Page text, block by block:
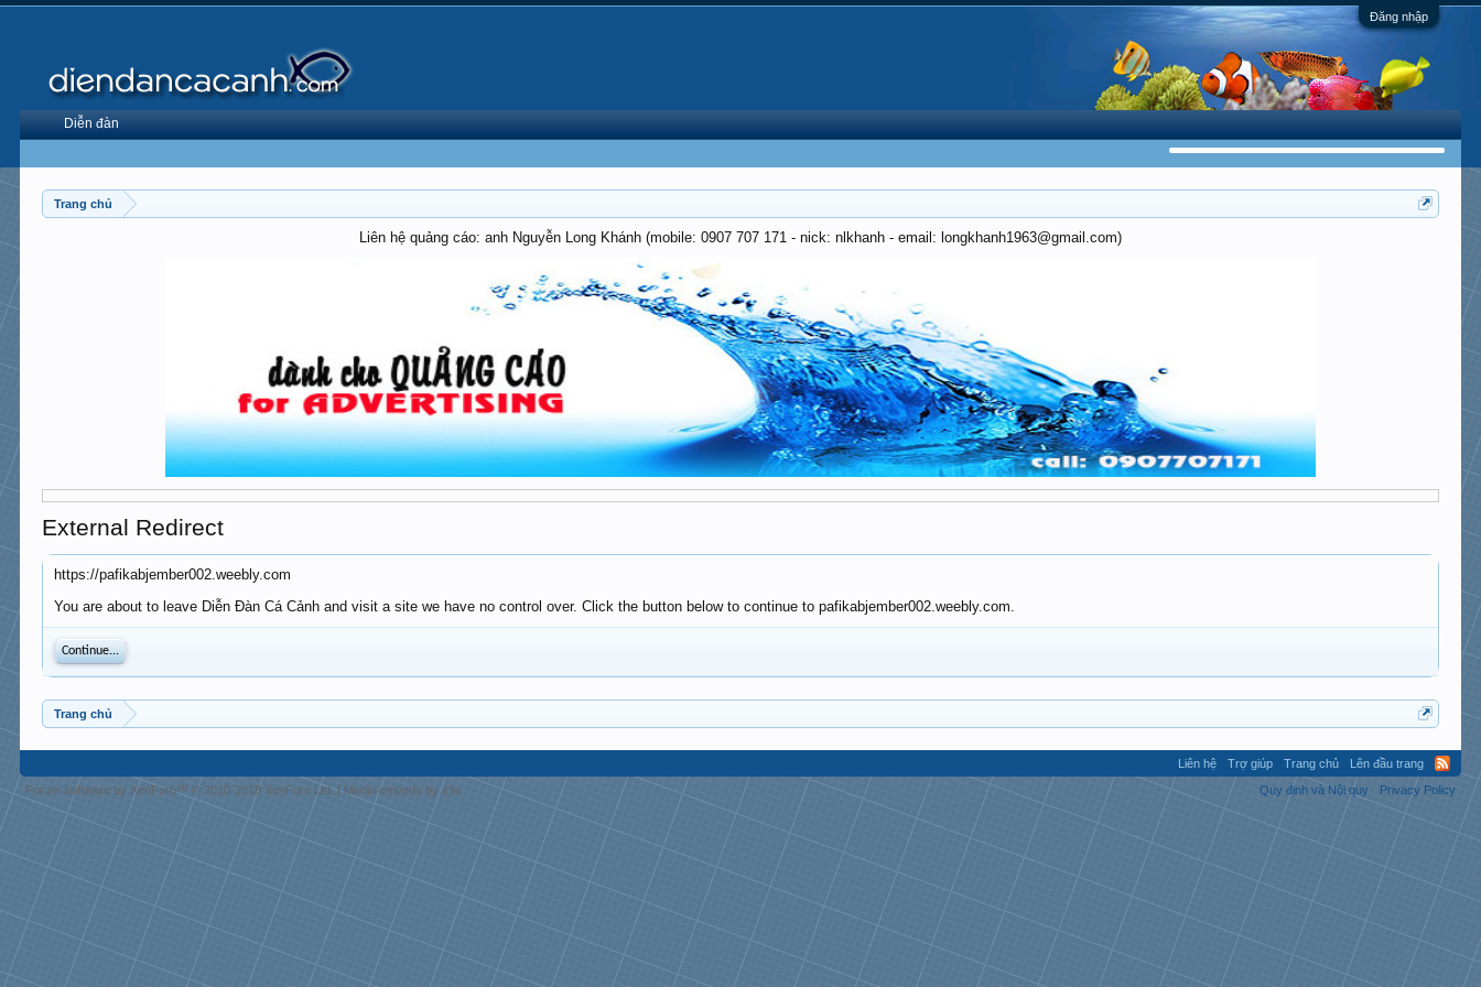
Đăng nhập
Trang chủ
Liên hệ quảng cáo: anh Nguyễn Long Khánh (mobile: 0907 707 171 - nick: nlkhanh - email: longkhanh1963@gmail.com)
External Redirect
https://pafikabjember002.weebly.com
You are about to leave Diễn Đàn Cá Cảnh and visit a site we have no control over. Click the button below to continue to pafikabjember002.weebly.com.
Continue...
Trang chủ
Diễn đàn
Liên hệ Trợ giúp Trang chủ
Lên đầu trang
Quy định và Nội quy
Privacy Policy
Forum software by XenForo™ © 2010-2018 XenForo Ltd. | Media embeds by s9e